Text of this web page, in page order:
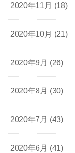
2020年11月 (18)
2020年10月 (21)
2020年9月 (26)
2020年8月 (30)
2020年7月 (43)
2020年6月 (41)